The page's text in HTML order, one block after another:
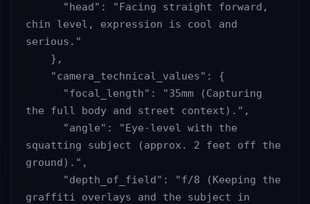
"head": "Facing straight forward,
chin level, expression is cool and
serious."
},
"camera_technical_values": {
"focal_length": "35mm (Capturing
the full body and street context).",
"angle": "Eye-level with the
squatting subject (approx. 2 feet off the
ground).",
"depth_of_field": "f/8 (Keeping the
graffiti overlays and the subject in